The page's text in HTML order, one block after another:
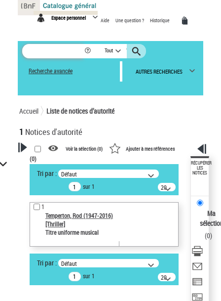
Espace personnel Aide Une question ? Historique
Tout
Recherche avancée AUTRES RECHERCHES
Accueil Liste de notices d’autorité
1 Notices d'autorité
VOTRE RECHERCHE
Recherche avancée dans les
notices d’autorité
Œuvres liées à l'auteur :
Temperton, Rod (1947-2016)
Sauvegarder votre recherche
AFFINER
Type de notice d'autorité
Voir la sélection (0) Ajouter à mes références
(0)
Tri par : Défaut
sur 1
20
résultats/page
1
Temperton, Rod (1947-2016)
[Thriller]
Titre uniforme musical
Tri par : Défaut
sur 1
20
résultats/page
RÉCUPÉRER
LES
NOTICES
Ma
(0)
Panneau de gestion des cookies